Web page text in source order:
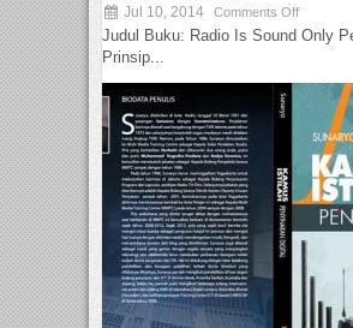
Jul 10, 2014 Comments Off
Judul Buku: Radio Is Sound Only
Prinsip...